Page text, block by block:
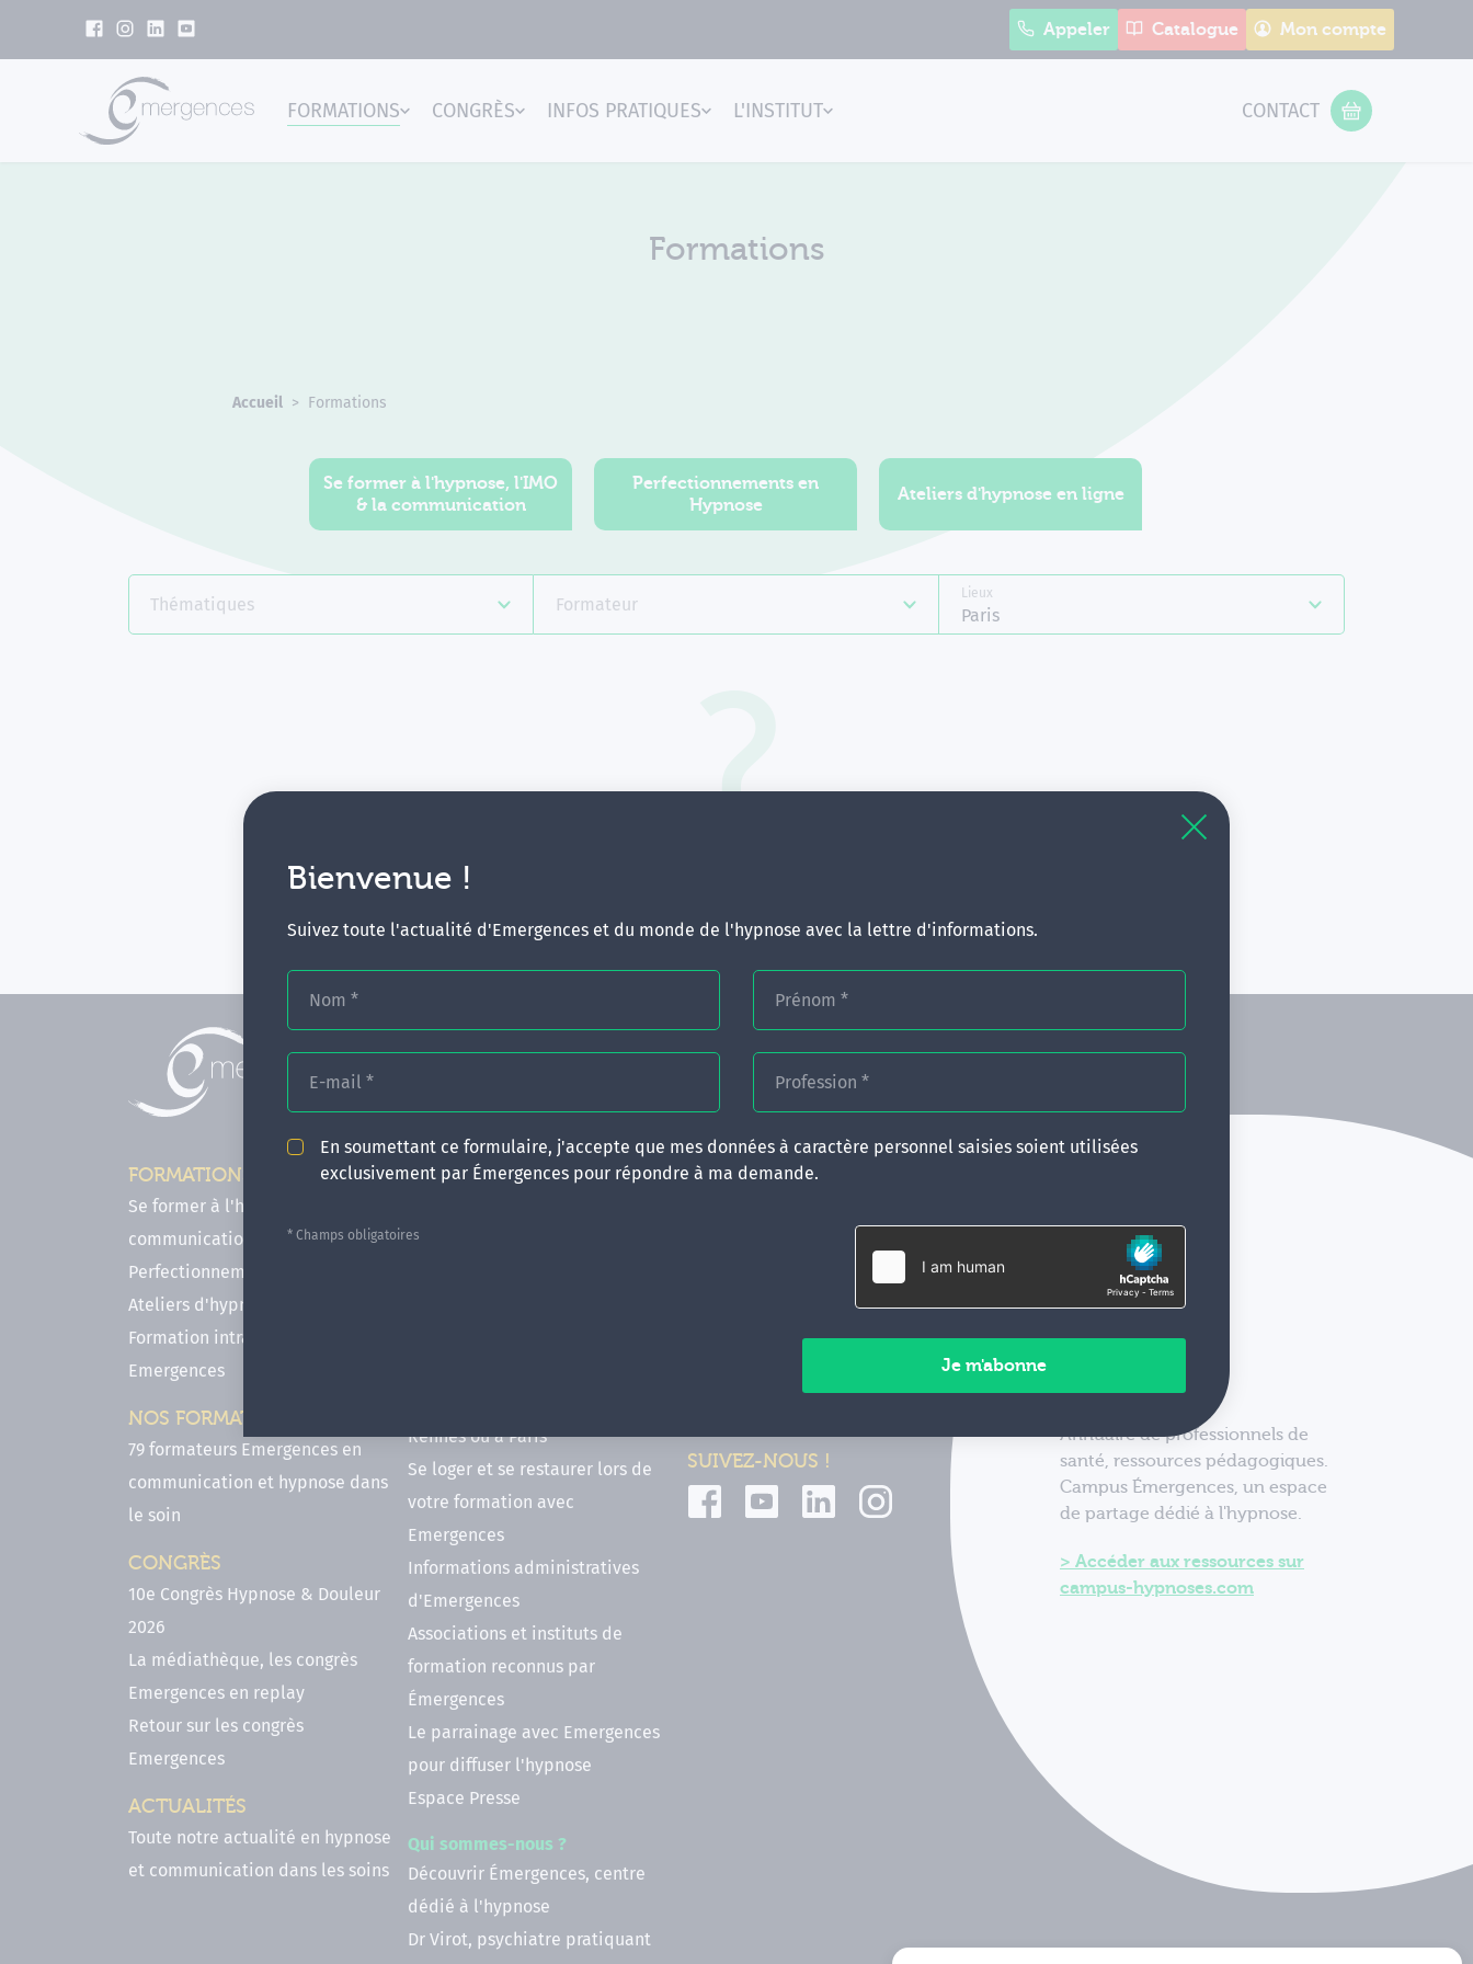
Bienvenue !
Suivez toute l'actualité d'Emergences et du monde de l'hypnose avec la lettre d'informations.
Nom * Prénom *
E-mail * Profession *
En soumettant ce formulaire, j'accepte que mes données à caractère personnel saisies soient utilisées
exclusivement par Émergences pour répondre à ma demande.
* Champs obligatoires
Appeler Catalogue Mon compte
Emergences
FORMATIONS CONGRÈS INFOS PRATIQUES L'INSTITUT CONTACT
VOTRE PANIER
Formations
Accueil Formations
Se former à l'hypnose, l'IMO
& la communication
Perfectionnements en
Hypnose
Ateliers d'hypnose en ligne
Thématiques Formateur
Lieux
Paris
Aucune formation ne correspond à
FORMATIONS
Se former à l'hypnose, l'IMO & la
communication
Perfectionnements en Hypnose
Ateliers d'hypnose en ligne
Formation intra-établissement
Emergences
NOS FORMATEURS
79 formateurs Emergences en
communication et hypnose dans
le soin
CONGRÈS
10e Congrès Hypnose & Douleur
2026
La médiathèque, les congrès
Emergences en replay
Retour sur les congrès
Emergences
ACTUALITÉS
Toute notre actualité en hypnose
et communication dans les soins
INFOS PRATIQUES
en hypnose (FIF PL, CPF, DPC)
Rennes ou à Paris
Se loger et se restaurer lors de
votre formation avec
Emergences
Informations administratives
d'Emergences
Associations et instituts de
formation reconnus par
Émergences
Le parrainage avec Emergences
pour diffuser l'hypnose
Espace Presse
Qui sommes-nous ?
Découvrir Émergences, centre
dédié à l'hypnose
Dr Virot, psychiatre pratiquant
CONTACT
SUIVEZ-NOUS !
Annuaire de professionnels de
santé, ressources pédagogiques.
Campus Émergences, un espace
de partage dédié à l'hypnose.
Accéder aux ressources sur
campus-hypnoses.com